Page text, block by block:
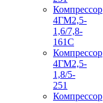
Компрессор
4ГМ2,5-
1,6/7,8-
161С
Компрессор
4ГМ2,5-
1,8/5-
251
Компрессор